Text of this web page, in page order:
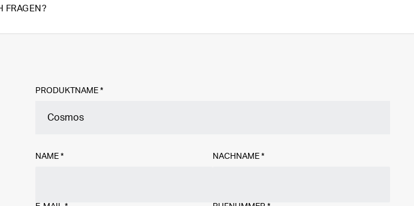
FRAGEN?
PRODUKTNAME *
NAME * NACHNAME *